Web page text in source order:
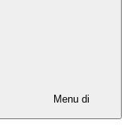
Menu di